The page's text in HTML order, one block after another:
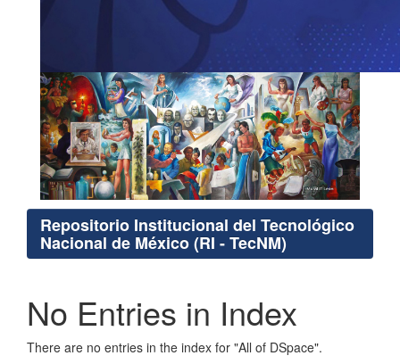
Repositorio Institucional del Tecnológico
Nacional de México (RI - TecNM)
No Entries in Index
There are no entries in the index for "All of DSpace".